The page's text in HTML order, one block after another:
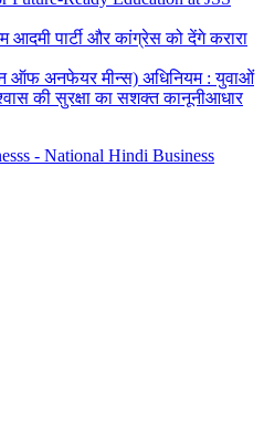
पार्टी और कांग्रेस को देंगे करारा
ऑफ अनफेयर मीन्स) अधिनियम : युवाओं
की सुरक्षा का सशक्त कानूनीआधार
- National Hindi Business